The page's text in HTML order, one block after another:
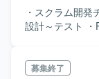
・スクラム開
設計～テスト
募集終了